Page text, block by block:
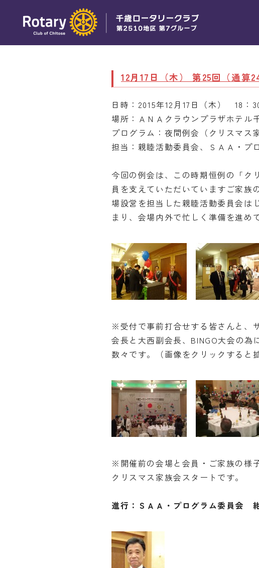
12月17日（木） 第25回（通算
日時：2015年12月17日（木） 18：
場所：ＡＮＡクラウンプラザホテ
プログラム：夜間例会（クリスマス
担当：親睦活動委員会、ＳＡＡ・プ
今回の例会は、この時期恒例の「ク
員を支えていただいていますご家族
場設営を担当した親睦活動委員会は
まり、会場内外で忙しく準備を進め
※受付で事前打合せする皆さんと、
会長と大西副会長、BINGO大会の為
数々です。（画像をクリックすると
※開催前の会場と会員・ご家族の様
クリスマス家族会スタートです。
進行：ＳＡＡ・プログラム委員会